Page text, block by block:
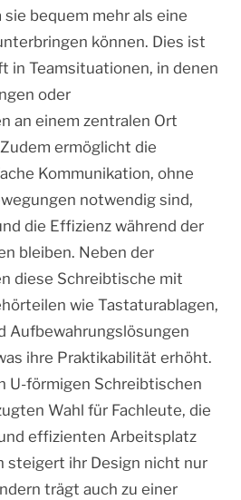
bequem mehr als eine
können. Dies ist
in Teamsituationen, in denen
oder
an einem zentralen Ort
ermöglicht die
Kommunikation, ohne
notwendig sind,
die Effizienz während der
bleiben. Neben der
diese Schreibtische mit
wie Tastaturablagen,
Aufbewahrungslösungen
ihre Praktikabilität erhöht.
U-förmigen Schreibtischen
Wahl für Fachleute, die
effizienten Arbeitsplatz
steigert ihr Design nicht nur
trägt auch zu einer